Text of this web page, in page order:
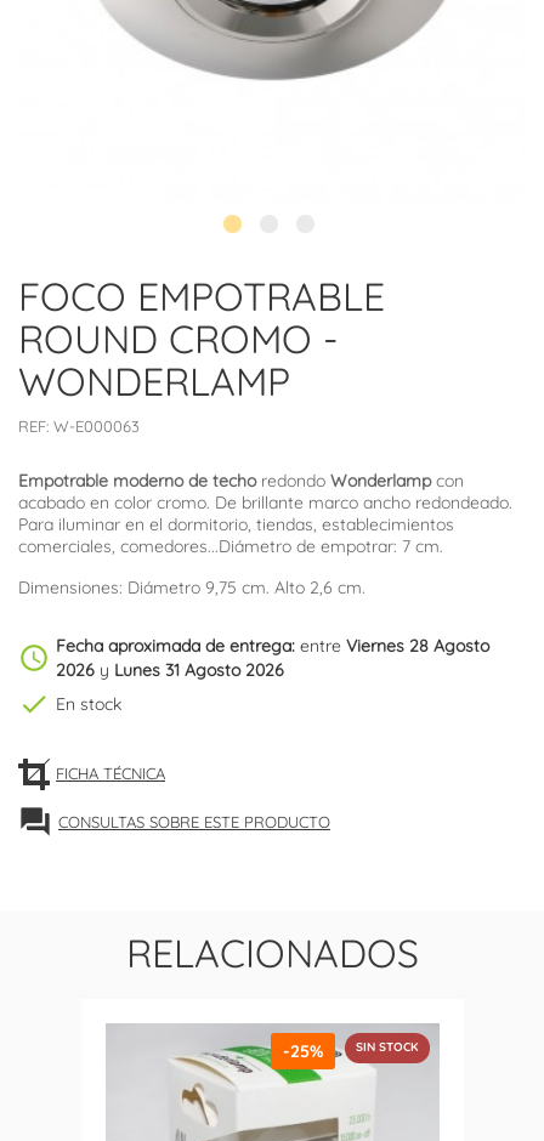
FOCO EMPOTRABLE
ROUND CROMO -
WONDERLAMP
REF: W-E000063
Empotrable moderno de techo redondo Wonderlampcon
acabado en color cromo. De brillante marco ancho redondeado.
Para iluminar en el dormitorio, tiendas, establecimientos
comerciales, comedores...Diámetro de empotrar: 7 cm.
Dimensiones: Diámetro 9,75 cm. Alto 2,6 cm.
schedule Fecha aproximada de entrega: entre Viernes 28 Agosto
2026 y Lunes 31 Agosto 2026
check En stock
FICHA TÉCNICA
forum CONSULTAS SOBRE ESTE PRODUCTO
RELACIONADOS
-25% SIN STOCK